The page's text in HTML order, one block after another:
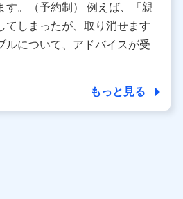
シュボードの「第三者提供の管
ず、共同利用する場合がありま
はないお客さま（2019年12月11
クラブ会員であったことがないお
利用目的の範囲内に限って共同利
す。（予約制） 例えば、「親
てしまったが、取り消せます
ルについて、アドバイスが受
もっと見る